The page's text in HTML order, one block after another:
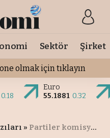
Sektör Şirket
olmak için tıklayın
0.18
Euro
55.1881 0.32
» Partiler komisyon için üyelerini bugün bildirecek